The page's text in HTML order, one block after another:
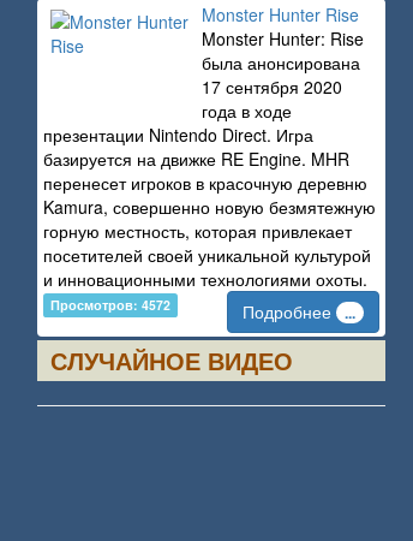
Monster Hunter Rise
Monster Hunter: Rise
была анонсирована
17 сентября 2020
года в ходе
презентации Nintendo Direct. Игра
базируется на движке RE Engine. MHR
перенесет игроков в красочную деревню
Kamura, совершенно новую безмятежную
горную местность, которая привлекает
посетителей своей уникальной культурой
и инновационными технологиями охоты.
Просмотров: 4572 Подробнее ...
СЛУЧАЙНОЕ ВИДЕО